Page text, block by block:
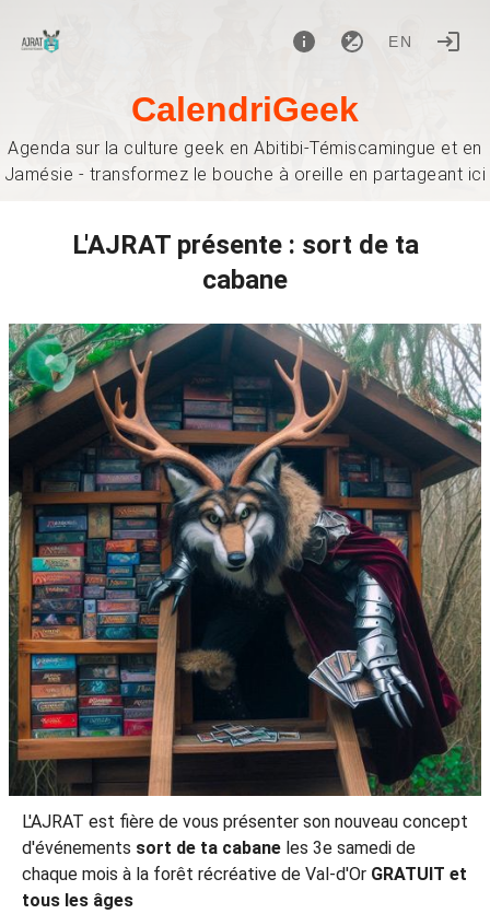
EN
CalendriGeek
Agenda sur la culture geek en Abitibi-Témiscamingue et en
Jamésie - transformez le bouche à oreille en partageant ici
L'AJRAT présente : sort de ta
cabane
L'AJRAT est fière de vous présenter son nouveau concept
d'événements sort de ta cabane les 3e samedi de
chaque mois à la forêt récréative de Val-d'Or GRATUIT et
tous les âges